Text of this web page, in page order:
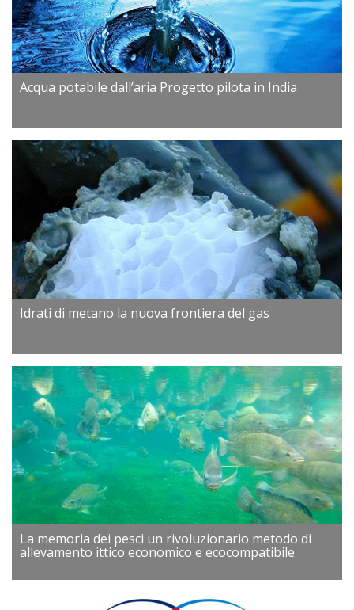
Acqua potabile dall’aria Progetto pilota in India
Idrati di metano la nuova frontiera del gas
La memoria dei pesci un rivoluzionario metodo di
allevamento ittico economico e ecocompatibile